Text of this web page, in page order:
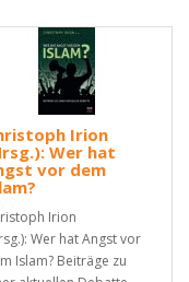
Irion
Wer hat
vor dem
Irion
Wer hat Angst vor
Islam? Beiträge zu